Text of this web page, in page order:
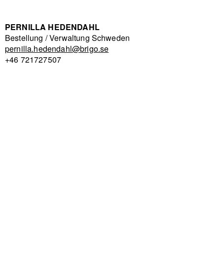
PERNILLA HEDENDAHL
Bestellung / Verwaltung Schweden
pernilla.hedendahl@brigo.se
+46 721727507